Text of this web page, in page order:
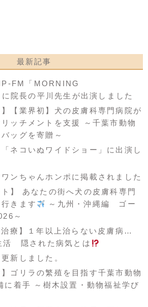
最新記事
FM「MORNING
院長の平川先生が出演しました
】【業界初】犬の皮膚科専門病院が
ッチメントを支援 ～千葉市動物
ッグを寄贈～
「ネコいぬワイドショー」に出演し
ワンちゃんホンポに掲載されました
ト】 あなたの街へ犬の皮膚科専門
きます
～九州・沖縄編 ゴー
～
治療】１年以上治らない皮膚病…
活 隠された病気とは
新しました。
】ゴリラの繁殖を目指す千葉市動物
に着手 ～樹木設置・動物福祉学び